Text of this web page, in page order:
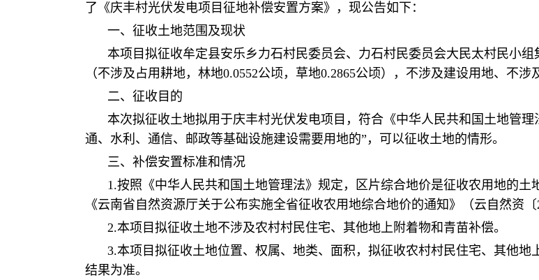
了《庆丰村光伏发电项目征地补偿安置方案》，现公告如下：
一、征收土地范围及现状
本项目拟征收牟定县安乐乡力石村民委员会、力石村民委员会大民太村民小
（不涉及占用耕地，林地0.0552公顷，草地0.2865公顷），不涉及建设用地、不涉
二、征收目的
本次拟征收土地拟用于庆丰村光伏发电项目，符合《中华人民共和国土地管
通、水利、通信、邮政等基础设施建设需要用地的”，可以征收土地的情形。
三、补偿安置标准和情况
1.按照《中华人民共和国土地管理法》规定，区片综合地价是征收农用地的
《云南省自然资源厅关于公布实施全省征收农用地综合地价的通知》（云自然资〔
2.本项目拟征收土地不涉及农村村民住宅、其他地上附着物和青苗补偿。
3.本项目拟征收土地位置、权属、地类、面积，拟征收农村村民住宅、其他
结果为准。